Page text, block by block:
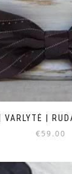
VARLYTĖ |
€59.00